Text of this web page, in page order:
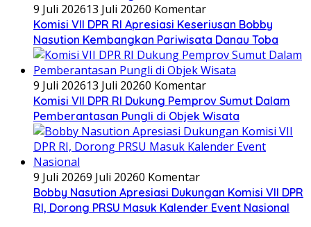
9 Juli 202613 Juli 20260 Komentar
Komisi VII DPR RI Apresiasi Keseriusan Bobby
Nasution Kembangkan Pariwisata Danau Toba
9 Juli 202613 Juli 20260 Komentar
Komisi VII DPR RI Dukung Pemprov Sumut Dalam
Pemberantasan Pungli di Objek Wisata
9 Juli 20269 Juli 20260 Komentar
Bobby Nasution Apresiasi Dukungan Komisi VII DPR
RI, Dorong PRSU Masuk Kalender Event Nasional